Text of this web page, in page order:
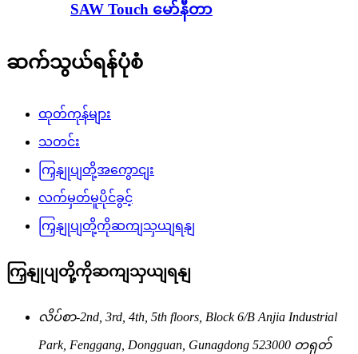
SAW Touch မော်နီတာ
ဆက်သွယ်ရန်ပုံစံ
ထုတ်ကုန်များ
သတင်း
ကြှနျုပျတို့အကွောငျး
လက်မှတ်မူပိုင်ခွင့်
ကြှနျုပျတို့ကိုဆကျသှယျရနျ
ကြှနျုပျတို့ကိုဆကျသှယျရနျ
လိပ်စာ-2nd, 3rd, 4th, 5th floors, Block 6/B Anjia Industrial
Park, Fenggang, Dongguan, Gunagdong 523000 တရုတ်